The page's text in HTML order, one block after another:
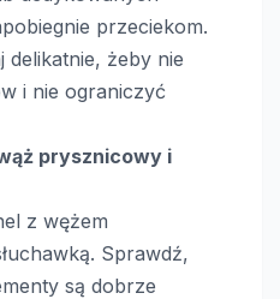
przeciekom.
delikatnie, żeby nie
i nie ograniczyć
prysznicowy i
z wężem
Sprawdź,
są dobrze